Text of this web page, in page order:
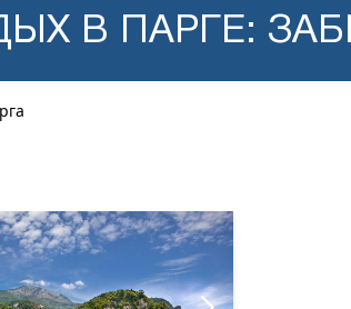
В ПАРГЕ: